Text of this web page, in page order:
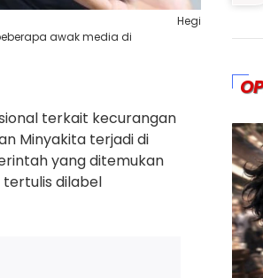
Hegi
awak media di
terkait kecurangan
Minyakita terjadi di
yang ditemukan
tertulis dilabel